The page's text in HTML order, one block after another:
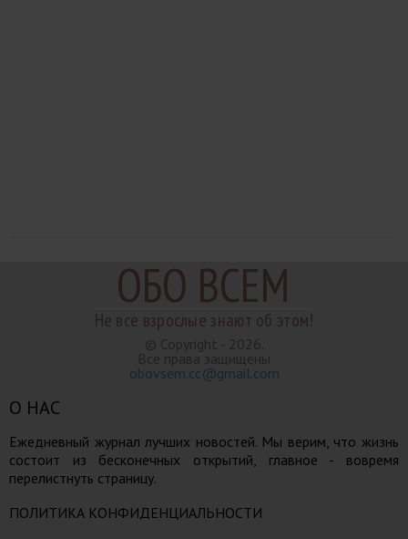
ОБО ВСЕМ
Не все взрослые знают об этом!
© Copyright - 2026.
Все права защищены
obovsem.cc@gmail.com
О НАС
Ежедневный журнал лучших новостей. Мы верим, что жизнь
состоит из бесконечных открытий, главное - вовремя
перелистнуть страницу.
ПОЛИТИКА КОНФИДЕНЦИАЛЬНОСТИ